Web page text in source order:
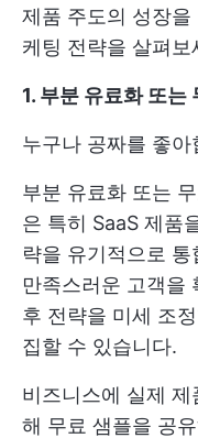
제품 주도의 성장
케팅 전략을 살펴보
1. 부분 유료화 또는
누구나 공짜를 좋아
부분 유료화 또는
은 특히 SaaS 제품
략을 유기적으로
만족스러운 고객을
후 전략을 미세 조
집할 수 있습니다.
비즈니스에 실제
해 무료 샘플을 공